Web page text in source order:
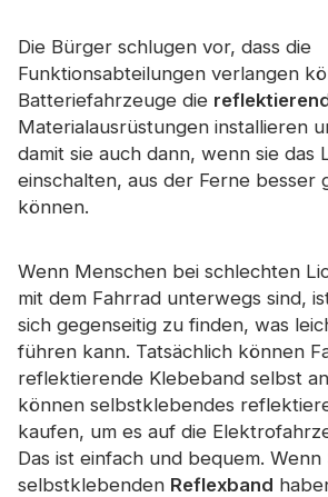
Die Bürger schlugen vor, dass die
Funktionsabteilungen verlangen
Batteriefahrzeuge die
Materialausrüstungen installieren
damit sie auch dann, wenn sie das
einschalten, aus der Ferne besser
können.
Wenn Menschen bei schlechten
mit dem Fahrrad unterwegs sind,
sich gegenseitig zu finden, was
führen kann. Tatsächlich können
reflektierende Klebeband selbst
können selbstklebendes
kaufen, um es auf die
Das ist einfach und bequem.
selbstklebenden Reflexband